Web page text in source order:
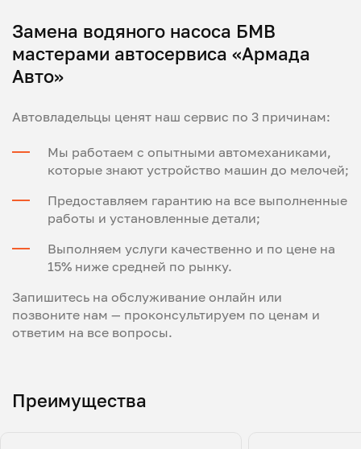
Замена водяного насоса БМВ
мастерами автосервиса «Армада
Авто»
Автовладельцы ценят наш сервис по 3 причинам:
Мы работаем с опытными автомеханиками,
которые знают устройство машин до мелочей;
Предоставляем гарантию на все выполненные
работы и установленные детали;
Выполняем услуги качественно и по цене на
15% ниже средней по рынку.
Запишитесь на обслуживание онлайн или
позвоните нам — проконсультируем по ценам и
ответим на все вопросы.
Преимущества